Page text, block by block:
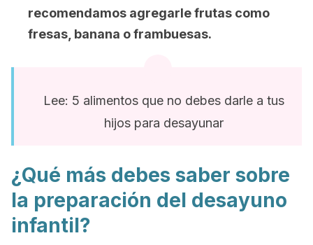
recomendamos agregarle frutas como
fresas, banana o frambuesas.
Lee: 5 alimentos que no debes darle a tus
hijos para desayunar
¿Qué más debes saber sobre
la preparación del desayuno
infantil?